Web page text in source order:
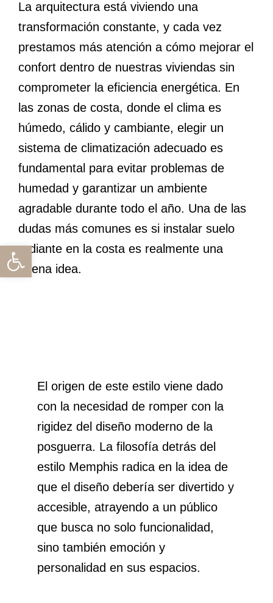
Abrir barra de herramientas
La arquitectura está viviendo una
transformación constante, y cada vez
prestamos más atención a cómo mejorar el
confort dentro de nuestras viviendas sin
comprometer la eficiencia energética. En
las zonas de costa, donde el clima es
húmedo, cálido y cambiante, elegir un
sistema de climatización adecuado es
fundamental para evitar problemas de
humedad y garantizar un ambiente
agradable durante todo el año. Una de las
dudas más comunes es si instalar suelo
radiante en la costa es realmente una
buena idea.
El origen de este estilo viene dado
con la necesidad de romper con la
rigidez del diseño moderno de la
posguerra. La filosofía detrás del
estilo Memphis radica en la idea de
que el diseño debería ser divertido y
accesible, atrayendo a un público
que busca no solo funcionalidad,
sino también emoción y
personalidad en sus espacios.